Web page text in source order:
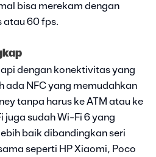
bisa merekam dengan
atau 60 fps.
dengan konektivitas yang
ada NFC yang memudahkan
tanpa harus ke ATM atau ke
juga sudah Wi-Fi 6 yang
baik dibandingkan seri
seperti HP Xiaomi, Poco